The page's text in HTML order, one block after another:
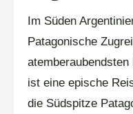
Im Süden
Patagonische
ist eine epische
die Südspitze